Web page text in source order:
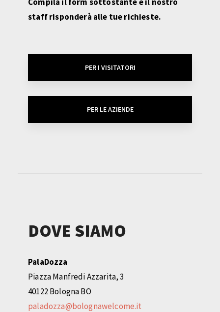
staff risponderà alle tue richieste.
PER I VISITATORI
PER LE AZIENDE
DOVE SIAMO
PalaDozza
Piazza Manfredi Azzarita, 3
40122 Bologna BO
paladozza@bolognawelcome.it